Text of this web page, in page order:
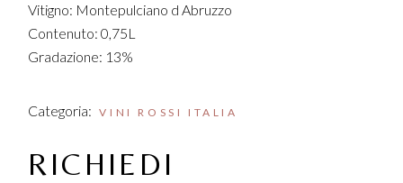
Vitigno: Montepulciano d Abruzzo
Contenuto: 0,75L
Gradazione: 13%
Categoria: VINI ROSSI ITALIA
RICHIEDI